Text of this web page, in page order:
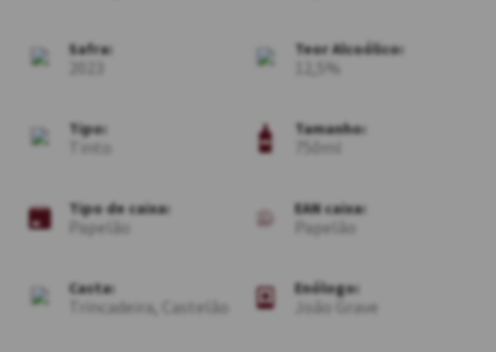
Safra: Teor Alcoólico:
Tipo:
Tinto
Tamanho:
750ml
Tipo de caixa:
Papelão
EAN caixa:
Papelão
Casta:
Trincadeira, Castelão
Enólogo:
João Grave